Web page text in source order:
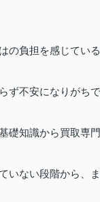
の負担を感じている
ず不安になりがちで
礎知識から買取専門
いない段階から、ま